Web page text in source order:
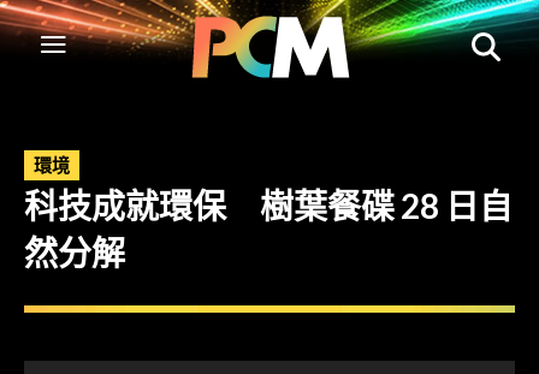
環境
科技成就環保 樹葉餐碟 28 日自
然分解